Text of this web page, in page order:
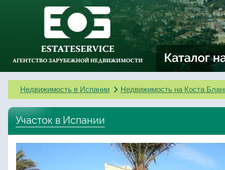
Недвижимость в Испании Недвижимость на Коста
Участок в Испании